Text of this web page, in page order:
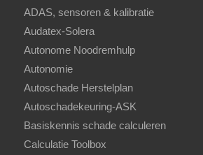
ADAS, sensoren & kalibratie
Audatex-Solera
Autonome Noodremhulp
Autonomie
Autoschade Herstelplan
Autoschadekeuring-ASK
Basiskennis schade calculeren
Calculatie Toolbox